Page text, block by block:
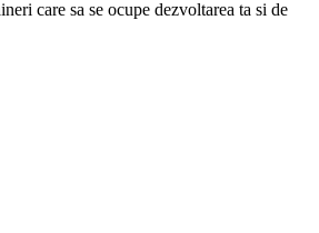
care sa se ocupe dezvoltarea ta si de